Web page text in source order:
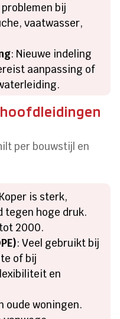
bij
vaatwasser,
: Nieuwe indeling
aanpassing of
per bouwstijl en
is sterk,
tegen hoge druk.
2000.
: Veel gebruikt bij
of bij
en
oude woningen.